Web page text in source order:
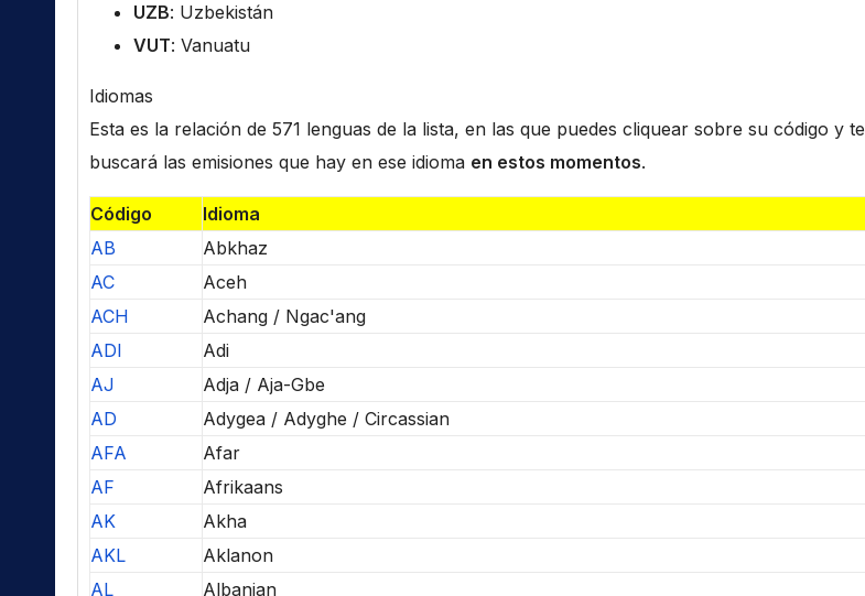
UZB: Uzbekistán
VUT: Vanuatu
Idiomas
Esta es la relación de 571 lenguas de la lista, en las que puedes cliquear sobre su código y te
buscará las emisiones que hay en ese idioma en estos momentos.
Código
Idioma
AB
Abkhaz
AC
Aceh
ACH
Achang / Ngac'ang
ADI
Adi
AJ
Adja / Aja-Gbe
AD
Adygea / Adyghe / Circassian
AFA
Afar
AF
Afrikaans
AK
Akha
AKL
Aklanon
AL
Albanian